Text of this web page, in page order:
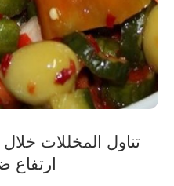
تناول المخللات
ارتفاع